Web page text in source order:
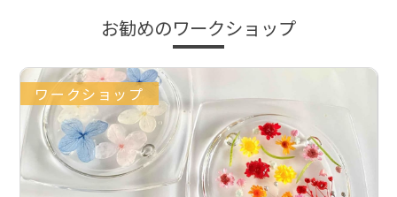
お勧めのワークショップ
ワークショップ